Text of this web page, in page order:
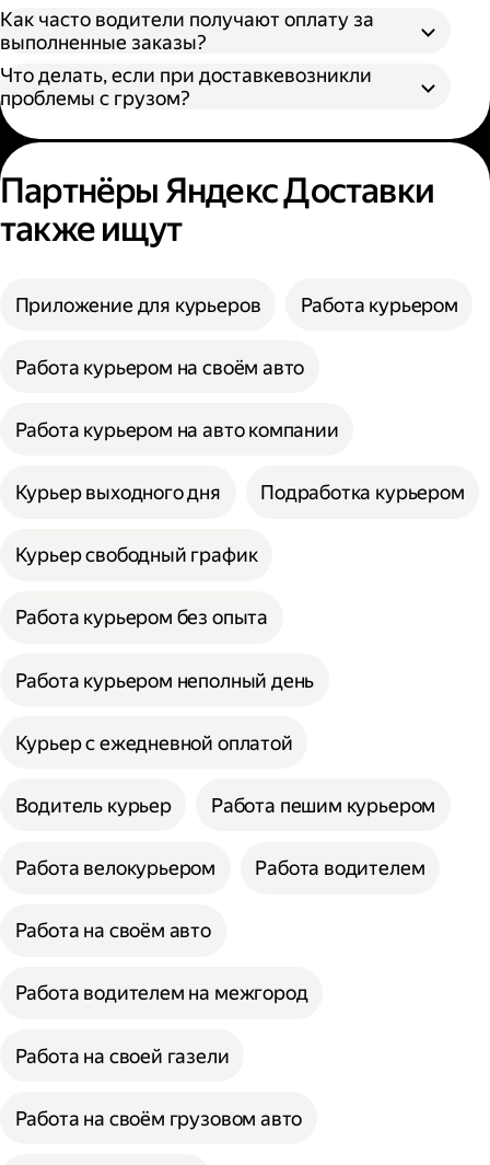
S — от 170 × 100 × 90 см
M — от 260 × 130 × 150 см
L — от 380 × 180 × 180 см
XL — от 400 × 190 × 200 см
Как часто водители получают оплату за
выполненные заказы?
Что делать, если при доставкевозникли
проблемы с грузом?
Партнёры Яндекс Доставки
также ищут
Приложение для курьеров Работа курьером
Работа курьером на своём авто
Работа курьером на авто компании
Курьер выходного дня Подработка курьером
Курьер свободный график
Работа курьером без опыта
Работа курьером неполный день
Курьер с ежедневной оплатой
Водитель курьер Работа пешим курьером
Работа велокурьером Работа водителем
Работа на своём авто
Работа водителем на межгород
Работа на своей газели
Работа на своём грузовом авто